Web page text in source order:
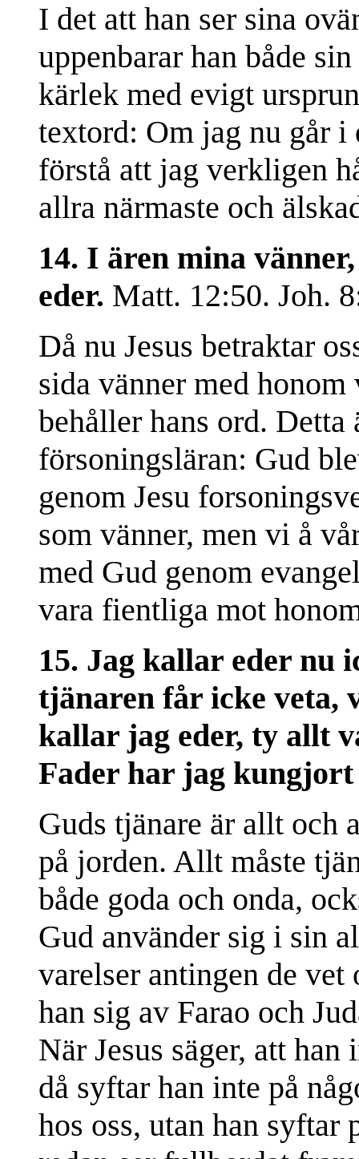
I det att han ser sina
uppenbarar han både
kärlek med evigt
textord: Om jag nu går i
förstå att jag verkligen
allra närmaste och
14. I ären mina
eder. Matt. 12:50. Joh.
Då nu Jesus betraktar
sida vänner med
behåller hans ord.
försoningsläran: Gud
genom Jesu
som vänner, men vi å
med Gud genom
vara fientliga mot
15. Jag kallar eder nu
tjänaren får icke veta,
kallar jag eder, ty allt
Fader har jag kungjort
Guds tjänare är allt och
på jorden. Allt måste
både goda och onda,
Gud använder sig i sin
varelser antingen de vet
han sig av Farao och
När Jesus säger, att
då syftar han inte på
hos oss, utan han syftar